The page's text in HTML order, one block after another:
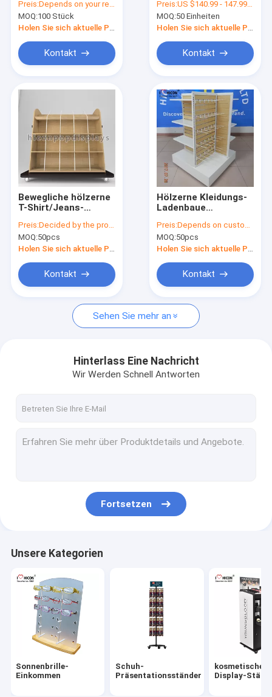
Products
About Us
Factory Tour
Quality Control
Request A Quote
Sonnenbrille-Einkommen
Schuh-Präsentationsständer
Kleidungs-Ladenbaue
Fliesen-Präsentationsständer
Zusatz-Ausstellungsstand
Metall Display-Racks
Gestelle aus Holz anzeigen
Acryleinkommen
BodenbelagAusstellungsstände
Acrylarmband-T-
Stangen-
Präsentationsständer
Preis:Depends on your requirements
MOQ:100 Stück
Holen Sie sich aktuelle Preis
Kontakt
Präsentationsständer
Preis:US $140.99 - 147.99/ Piece
MOQ:50 Einheiten
Holen Sie sich aktuelle Preis
Kontakt
Bewegliche hölzerne
T-Shirt/Jeans-
für
Kleidereinzelhandelsgeschäft-
Förderung
Preis:Decided by the product specifications
MOQ:50pcs
Holen Sie sich aktuelle Preis
Kontakt
Hölzerne Kleidungs-
Ladenbaue
Schaufenster-
Gestell-Boden-
Stellung des Kleid4-
Preis:Depends on customer's needs
MOQ:50pcs
Holen Sie sich aktuelle Preis
Kontakt
Sehen Sie mehr an
Hinterlass Eine Nachricht
Wir Werden Schnell Antworten
Fortsetzen
Unsere Kategorien
Sonnenbrille-
Einkommen
Schuh-
Präsentationsständer
kosmetische
Display-